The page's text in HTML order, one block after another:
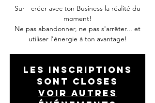
Sur - créer avec ton Business la réalité du
moment!
Ne pas abandonner, ne pas s'arrêter... et
utiliser l'énergie à ton avantage!
Les inscriptions
sont closes
Voir autres